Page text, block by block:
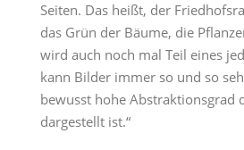
Seiten. Das heißt, der
das Grün der Bäume, die
wird auch noch mal Teil eines
kann Bilder immer so und so
bewusst hohe Abstraktionsgrad
dargestellt ist.“